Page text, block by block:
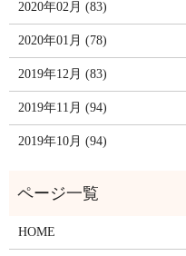
2020年02月 (83)
2020年01月 (78)
2019年12月 (83)
2019年11月 (94)
2019年10月 (94)
HOME